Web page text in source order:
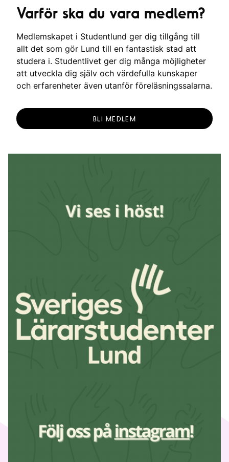
Varför ska du vara medlem?
Medlemskapet i Studentlund ger dig tillgång till
allt det som gör Lund till en fantastisk stad att
studera i. Studentlivet ger dig många möjligheter
att utveckla dig själv och värdefulla kunskaper
och erfarenheter även utanför föreläsningssalarna.
BLI MEDLEM